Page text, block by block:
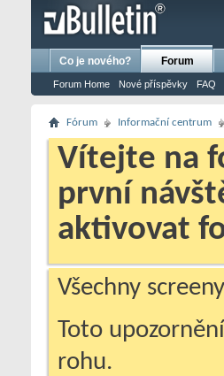
Co je nového? Forum
Forum Home Nové příspěvky FAQ
Fórum Informační centrum
Vítejte na
první
aktivovat
Všechny
Toto
rohu.